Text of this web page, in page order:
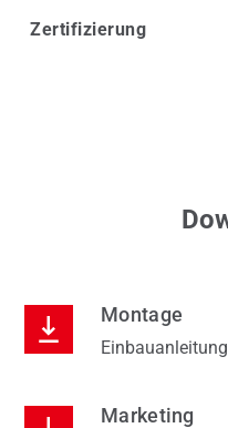
Zertifizierung
Montage
Marketing